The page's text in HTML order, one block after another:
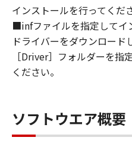
Consistent with 48
227.7202-1 through
all U.S. Government
the SOFTWARE with
forth herein. The
本条項中で使用される
本契約書中で定義され
意味し、指し示すもの
インストールを行ってくだ
■infファイルを指定してイ
ドライバーをダウンロード
［Driver］フォルダーを指
ください。
ソフトウエア概要